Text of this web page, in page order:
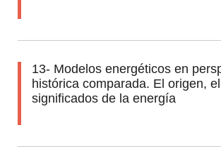
13- Modelos energéticos en
histórica comparada. El origen,
significados de la energía